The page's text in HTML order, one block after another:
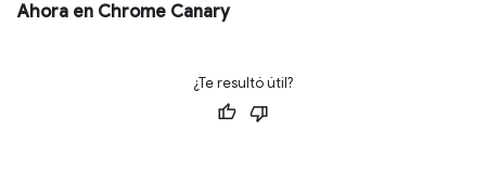
Ahora en Chrome Canary
¿Te resultó útil?